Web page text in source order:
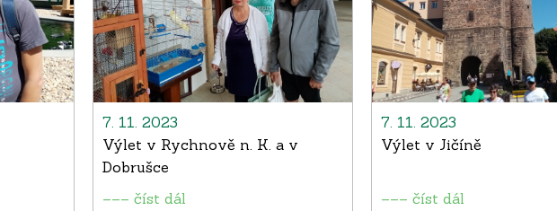
7. 11. 2023
Výlet v Rychnově n. K. a v
Dobrušce
––– číst dál
7. 11. 2023
Výlet v Jičíně
––– číst dál